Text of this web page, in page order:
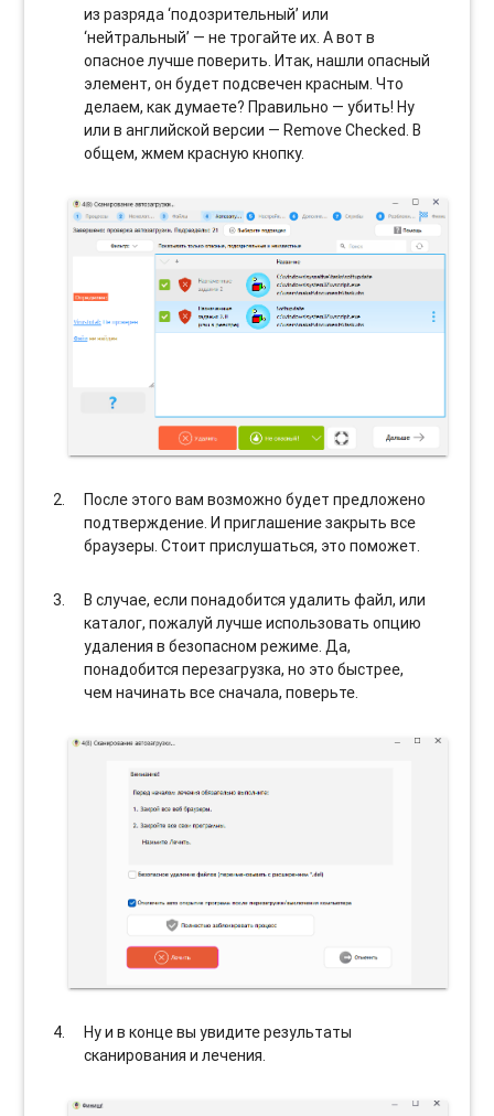
из разряда ‘подозрительный’ или
‘нейтральный’ — не трогайте их. А вот в
опасное лучше поверить. Итак, нашли опасный
элемент, он будет подсвечен красным. Что
делаем, как думаете? Правильно — убить! Ну
или в английской версии — Remove Checked. В
общем, жмем красную кнопку.
После этого вам возможно будет предложено
подтверждение. И приглашение закрыть все
браузеры. Стоит прислушаться, это поможет.
В случае, если понадобится удалить файл, или
каталог, пожалуй лучше использовать опцию
удаления в безопасном режиме. Да,
понадобится перезагрузка, но это быстрее,
чем начинать все сначала, поверьте.
Ну и в конце вы увидите результаты
сканирования и лечения.